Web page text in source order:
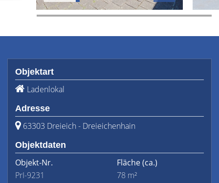
Objektart
Ladenlokal
Adresse
63303 Dreieich - Dreieichenhain
Objektdaten
Objekt-Nr.
PrI-9231
Fläche(ca.)
78 m²